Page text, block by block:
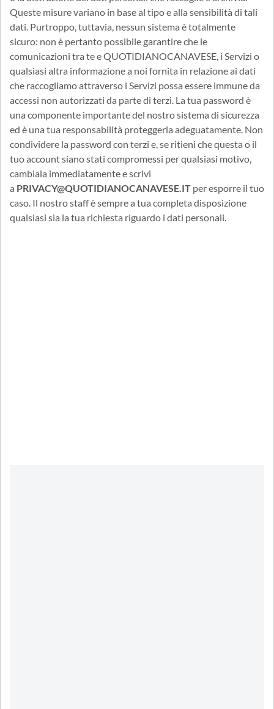
Queste misure variano in base al tipo e alla sensibilità di tali
dati. Purtroppo, tuttavia, nessun sistema è totalmente
sicuro: non è pertanto possibile garantire che le
comunicazioni tra te e QUOTIDIANOCANAVESE, i Servizi o
qualsiasi altra informazione a noi fornita in relazione ai dati
che raccogliamo attraverso i Servizi possa essere immune da
accessi non autorizzati da parte di terzi. La tua password è
una componente importante del nostro sistema di sicurezza
ed è una tua responsabilità proteggerla adeguatamente. Non
condividere la password con terzi e, se ritieni che questa o il
tuo account siano stati compromessi per qualsiasi motivo,
cambiala immediatamente e scrivi
a PRIVACY@QUOTIDIANOCANAVESE.IT per esporre il tuo
caso. Il nostro staff è sempre a tua completa disposizione
qualsiasi sia la tua richiesta riguardo i dati personali.